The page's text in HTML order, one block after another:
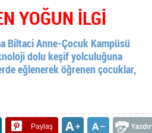
YOĞUN İLGİ
Biltaci Anne-Çocuk Kampüsü
dolu keşif yolculuğuna
eğlenerek öğrenen çocuklar,
Paylaş